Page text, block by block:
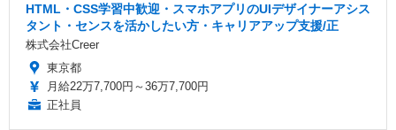
HTML・CSS学習中歓迎・スマホアプリのUIデザイナーアシス
タント・センスを活かしたい方・キャリアアップ支援/正
株式会社Creer
東京都
月給22万7,700円～36万7,700円
正社員